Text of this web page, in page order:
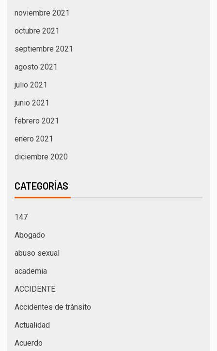
noviembre 2021
octubre 2021
septiembre 2021
agosto 2021
julio 2021
junio 2021
febrero 2021
enero 2021
diciembre 2020
CATEGORÍAS
147
Abogado
abuso sexual
academia
ACCIDENTE
Accidentes de tránsito
Actualidad
Acuerdo